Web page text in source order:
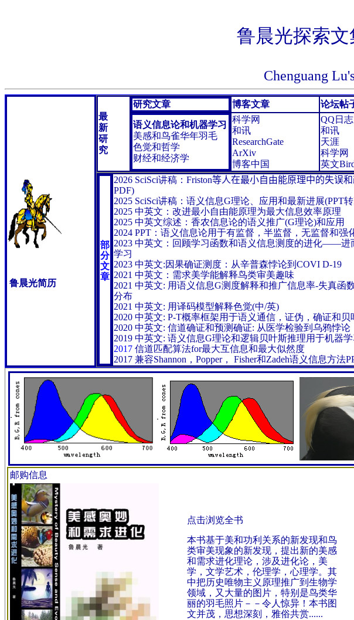
鲁晨光探索文
Chenguang
鲁晨光简历
最
新
研
究
研究文章 博客文章 论坛帖
语义信息论和机器学习
美感和鸟雀华年羽毛
色觉和哲学
财经和经济学
科学网
和讯
ResearchGate
ArXiv
博客中国
QQ日志
和讯
天涯
科学网
英文
部
分
文
章
2026 SciSci讲稿：Friston等人在最小自由能原理中的失误和
PDF)
2025 SciSci讲稿：语义信息G理论、应用和最新进展(PPT
2025 中英文：改进最小自由能原理为最大信息效率原理
2025 中英文综述：香农信息论的语义推广(G理论)和应用
2024 PPT：语义信息论用于有监督，半监督，无监督和强
2023 中英文： 回顾学习函数和语义信息测度的进化——进
学习
2023 中英文:因果确证测度：从辛普森悖论到COVI D-19
2021 中英文：需求美学能解释鸟类审美趣味
2021 中英文: 用语义信息G测度解释和推广信息率-失真函
分布
2021 中英文: 用译码模型解释色觉(中/英)
2020 中英文: P-T概率框架用于语义通信，证伪，确证和贝
2020 中英文: 信道确证和预测确证: 从医学检验到乌鸦悖论
2019 中英文: 语义信息G理论和逻辑贝叶斯推理用于机器学
2017 信道匹配算法for最大互信息和最大似然度
2017 兼容Shannon，Popper， Fisher和Zadeh语义信息方法
邮购信息
点击浏览全书
本书基于美和功利关系的新发现和鸟
类审美现象的新发现，提出新的美感
和需求进化理论，涉及进化论，美
学，文学艺术，伦理学，心理学。其
中把历史唯物主义原理推广到生物学
领域，又大量的图片，特别是鸟类华
丽的羽毛照片－－令人惊异！本书图
文并茂，思想深刻，雅俗共赏......